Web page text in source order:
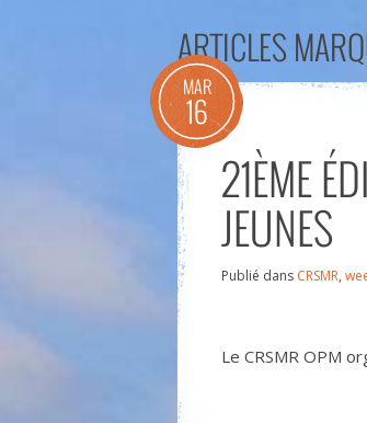
ARTICLES
MAR
16
21ÈME
JEUNES
Publié dans CRSMR,
Le CRSMR OPM